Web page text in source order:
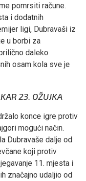
pomrsiti račune.
i dodatnih
ligi, Dubravaši iz
u borbi za
daleko
osam kola sve je
23. OŽUJKA
konce igre protiv
mogući način.
Dubravaše dalje od
koji protiv
11. mjesta i
značajno udaljio od